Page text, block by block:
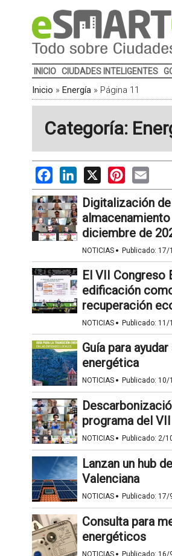
INICIO CIUDADES INTELIGENTES
Inicio » Energía» Página 11
Categoría:
FacebookLinkedIn
X PinterestEmail
Digitalización
diciembre de
NOTICIAS · Publicado: 17/
El VII Congreso
edificación
recuperación
NOTICIAS · Publicado: 11/
Guía para
energética
NOTICIAS · Publicado: 10/
programa del
NOTICIAS · Publicado: 2/
Lanzan un hub
Valenciana
NOTICIAS · Publicado: 17/
Consulta para
energéticos
NOTICIAS Publicado: 16/